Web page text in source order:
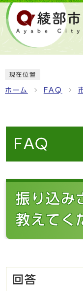
現在位置
ホーム FAQ
FAQ
振り込み
教えてく
回答